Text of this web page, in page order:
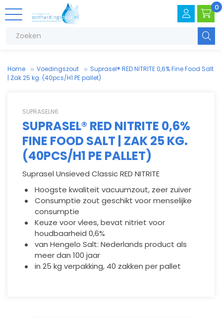
V.
0
Home Voedings­zout
Suprasel® RED NITRITE 0,6% Fine Food Salt
| Zak 25 kg. (40pcs/H1 PE pallet)
SUPRASELN6
SUPRASEL® RED NITRITE 0,6%
FINE FOOD SALT | ZAK 25 KG.
(40PCS/H1 PE PALLET)
Suprasel Unsieved Classic RED NITRITE
Hoogste kwaliteit vacuumzout, zeer zuiver
Consumptie zout geschikt voor menselijke
consumptie
Keuze voor vlees, bevat nitriet voor
houdbaarheid 0,6%
van Hengelo Salt: Nederlands product als
meer dan 100 jaar
in 25 kg verpakking, 40 zakken per pallet